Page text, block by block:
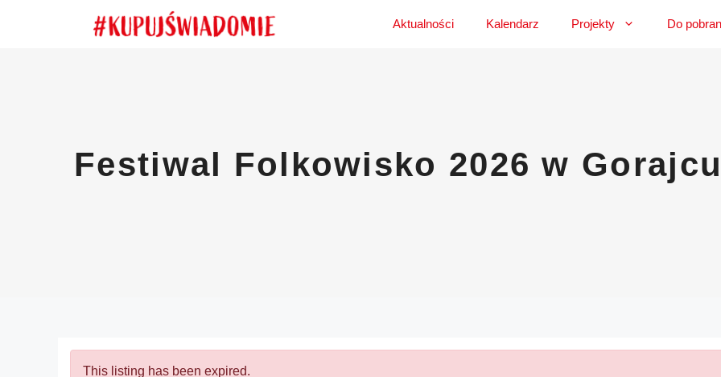
Aktualności Kalendarz Projekty Do
Festiwal Folkowisko 2026 w Gorajcu
This listing has been expired.